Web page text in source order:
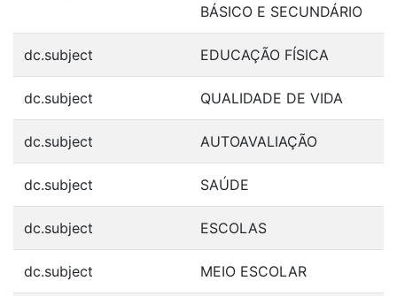
BÁSICO E SECUNDÁRIO
dc.subject EDUCAÇÃO FÍSICA
dc.subject QUALIDADE DE VIDA
dc.subject AUTOAVALIAÇÃO
dc.subject SAÚDE
dc.subject ESCOLAS
dc.subject MEIO ESCOLAR